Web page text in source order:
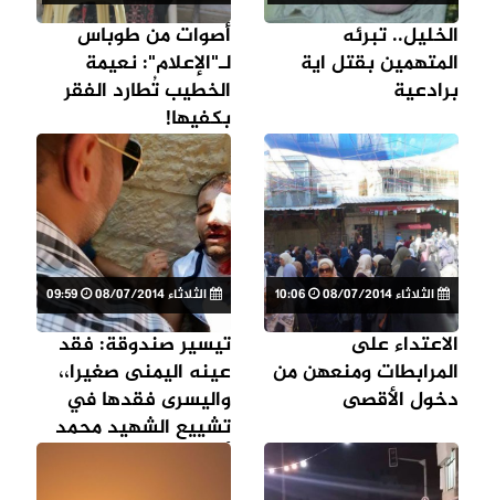
الخليل.. تبرئه
المتهمين بقتل اية
برادعية
أصوات من طوباس
لـ"الإعلام": نعيمة
الخطيب تُطارد الفقر
بكفيها!
الثلاثاء 08/07/2014
الاعتداء على
المرابطات ومنعهن من
دخول الأقصى
الثلاثاء 08/07/2014 09:59
تيسير صندوقة: فقد
عينه اليمنى صغيرا،،
واليسرى فقدها في
تشييع الشهيد محمد
أبو خضير